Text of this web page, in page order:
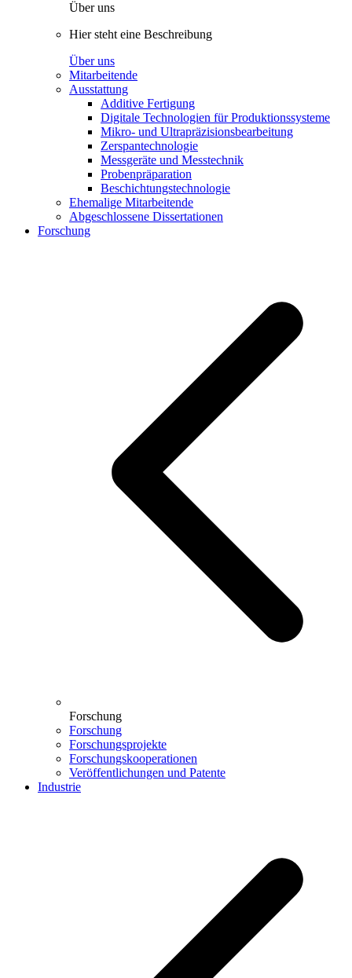
Über uns
Hier steht eine Beschreibung
Über uns
Mitarbeitende
Ausstattung
Additive Fertigung
Digitale Technologien für Produktionssysteme
Mikro- und Ultrapräzisionsbearbeitung
Zerspantechnologie
Messgeräte und Messtechnik
Probenpräparation
Beschichtungstechnologie
Ehemalige Mitarbeitende
Abgeschlossene Dissertationen
Forschung
Forschung
Forschung
Forschungsprojekte
Forschungskooperationen
Veröffentlichungen und Patente
Industrie